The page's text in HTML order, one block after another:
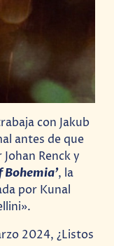
con Jakub
antes de que
Renck y
Bohemia’, la
por Kunal
2024, ¿Listos